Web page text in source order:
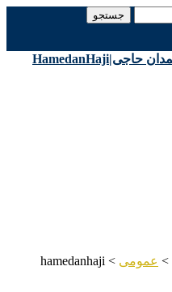
> عمومی >
hamedanhaji